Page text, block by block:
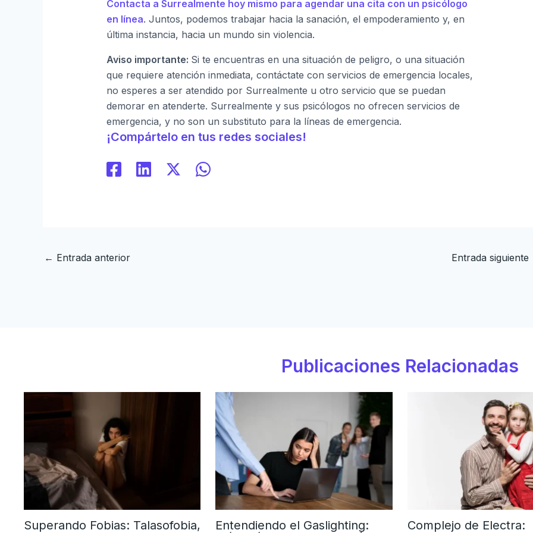
Contacta a Surrealmente hoy mismo para agendar una cita con un psicólogo
en línea. Juntos, podemos trabajar hacia la sanación, el empoderamiento y, en
última instancia, hacia un mundo sin violencia.
Aviso importante: Si te encuentras en una situación de peligro, o una situación
que requiere atención inmediata, contáctate con servicios de emergencia locales,
no esperes a ser atendido por Surrealmente u otro servicio que se puedan
demorar en atenderte. Surrealmente y sus psicólogos no ofrecen servicios de
emergencia, y no son un substituto para la líneas de emergencia.
¡Compártelo en tus redes sociales!
← Entrada anterior Entrada siguiente
Publicaciones Relacionadas
Superando Fobias: Talasofobia,
Entendiendo el Gaslighting:
Complejo de Electra: